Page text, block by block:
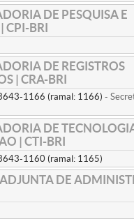
DE PESQUISA E
CPI-BRI
DE REGISTROS
| CRA-BRI
1166 (ramal: 1166) -
DE
| CTI-BRI
1160 (ramal: 1165)
DE